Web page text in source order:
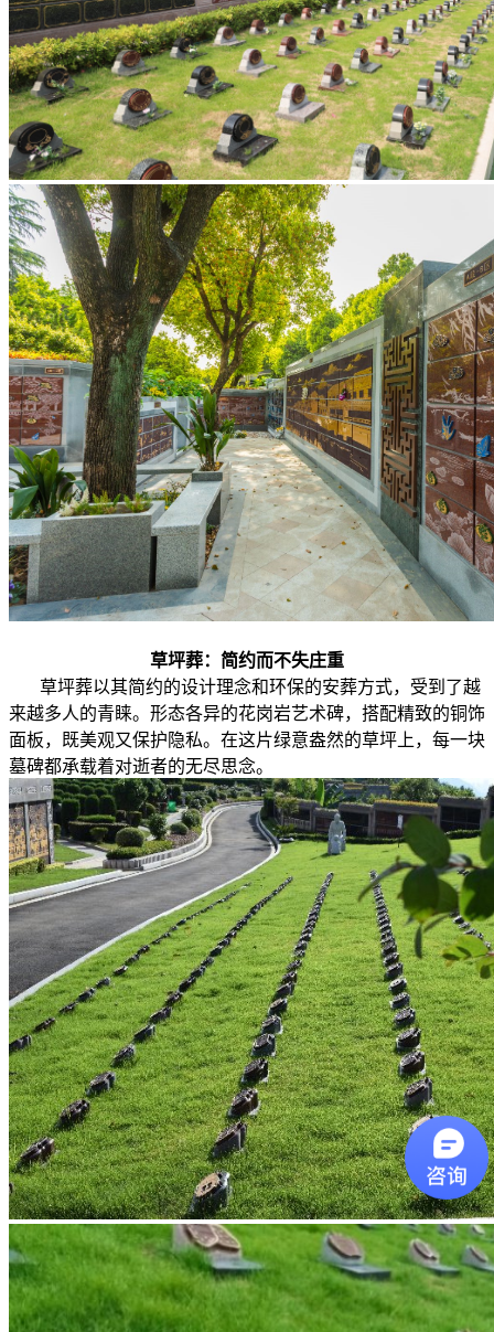
草坪葬：简约而不失庄重
草坪葬以其简约的设计理念和环保的安葬方式，受到了越
来越多人的青睐。形态各异的花岗岩艺术碑，搭配精致的铜饰
面板，既美观又保护隐私。在这片绿意盎然的草坪上，每一块
墓碑都承载着对逝者的无尽思念。